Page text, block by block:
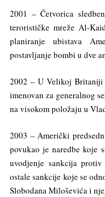
2001 – Četvorica
terorističke mreže Al-
planiranje ubistava
postavljanje bombi u dve
2002 – U Velikoj Britaniji
imenovan za generalnog
na visokom položaju u
2003 – Američki
povukao je naredbe koje
uvodjenje sankcija
ostale sankcije koje se
Slobodana Miloševića i